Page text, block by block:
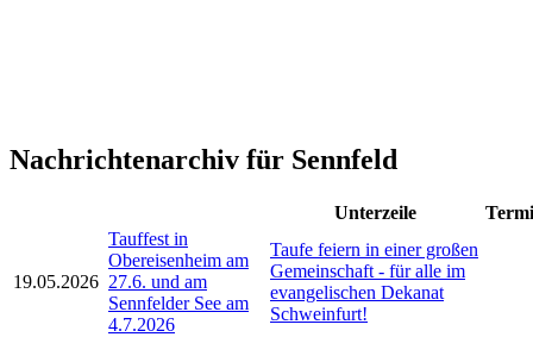
Nachrichtenarchiv für Sennfeld
Unterzeile
19.05.2026
Tauffest in
Obereisenheim am
27.6. und am
Sennfelder See am
4.7.2026
Taufe feiern in einer großen
Gemeinschaft - für alle im
evangelischen Dekanat
Schweinfurt!